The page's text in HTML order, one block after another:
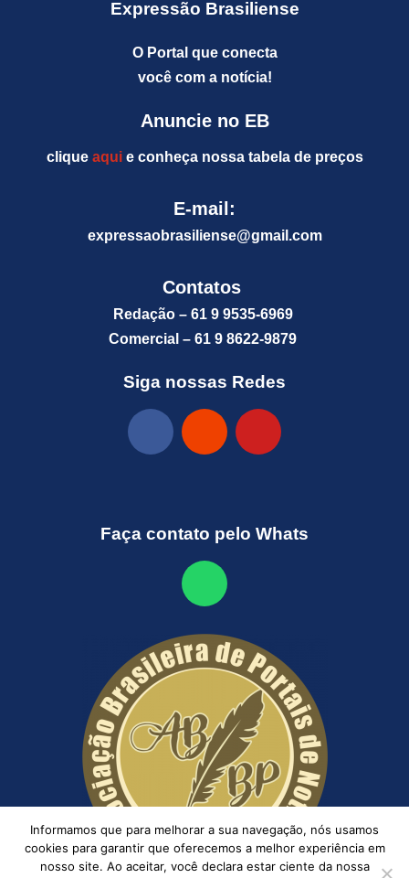
Expressão Brasiliense
O Portal que conecta
você com a notícia!
Anuncie no EB
clique aquie conheça nossa tabela de preços
E-mail:
expressaobrasiliense@gmail.com
Contatos
Redação – 61 9 9535-6969
Comercial – 61 9 8622-9879
Siga nossas Redes
Faça contato pelo Whats
Informamos que para melhorar a sua navegação, nós usamos
cookies para garantir que oferecemos a melhor experiência em
nosso site. Ao aceitar, você declara estar ciente da nossa